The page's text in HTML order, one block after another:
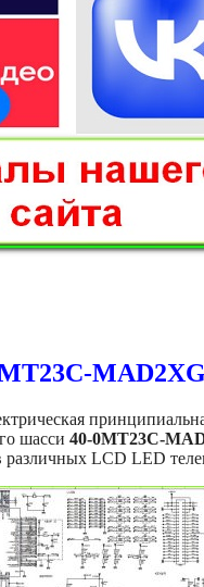
шасси 40-0MT23C-
различных LCD LED